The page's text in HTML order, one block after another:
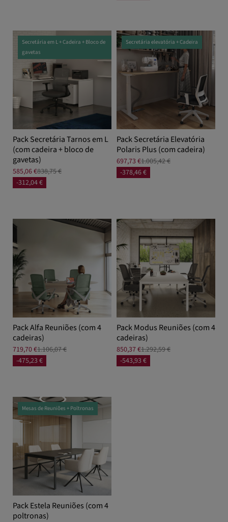
Secretária em L + Cadeira + Bloco de
gavetas
Pack Secretária Tarnos em L
(com cadeira + bloco de
gavetas)
585,06 €838,75 €
-312,04 €
Secretária elevatória + Cadeira
Pack Secretária Elevatória
Polaris Plus (com cadeira)
697,73 €1.005,42 €
-378,46 €
Pack Alfa Reuniões (com 4
cadeiras)
719,70 €1.106,07 €
-475,23 €
Pack Modus Reuniões (com 4
cadeiras)
850,37 €1.292,59 €
-543,93 €
Mesas de Reuniões + Poltronas
Pack Estela Reuniões (com 4
poltronas)